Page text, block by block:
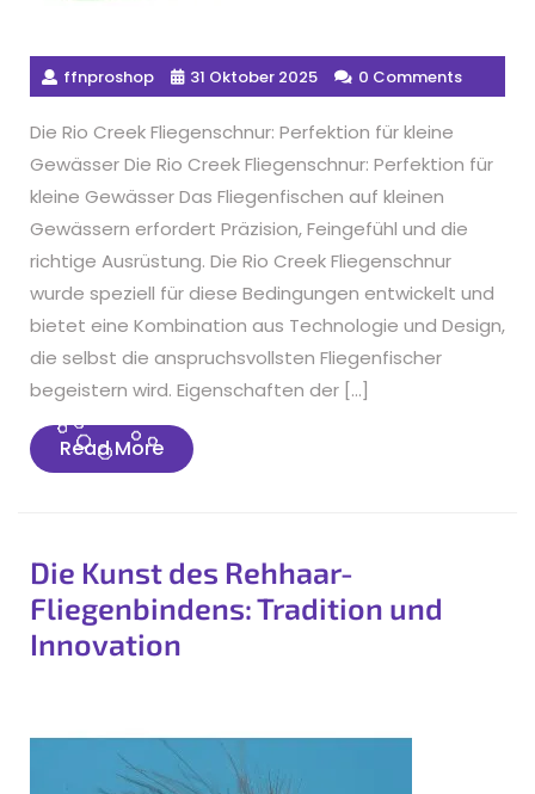
ffnproshop 31 Oktober 2025 0 Comments
Die Rio Creek Fliegenschnur: Perfektion für kleine
Gewässer Die Rio Creek Fliegenschnur: Perfektion für
kleine Gewässer Das Fliegenfischen auf kleinen
Gewässern erfordert Präzision, Feingefühl und die
richtige Ausrüstung. Die Rio Creek Fliegenschnur
wurde speziell für diese Bedingungen entwickelt und
bietet eine Kombination aus Technologie und Design,
die selbst die anspruchsvollsten Fliegenfischer
begeistern wird. Eigenschaften der […]
Read MoreRead
More
Die Kunst des Rehhaar-
Fliegenbindens: Tradition und
Innovation